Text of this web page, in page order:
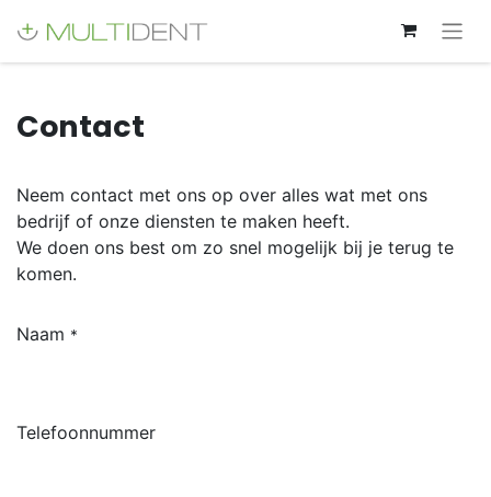
Contact
Neem contact met ons op over alles wat met ons
bedrijf of onze diensten te maken heeft.
We doen ons best om zo snel mogelijk bij je terug te
komen.
Naam *
Telefoonnummer